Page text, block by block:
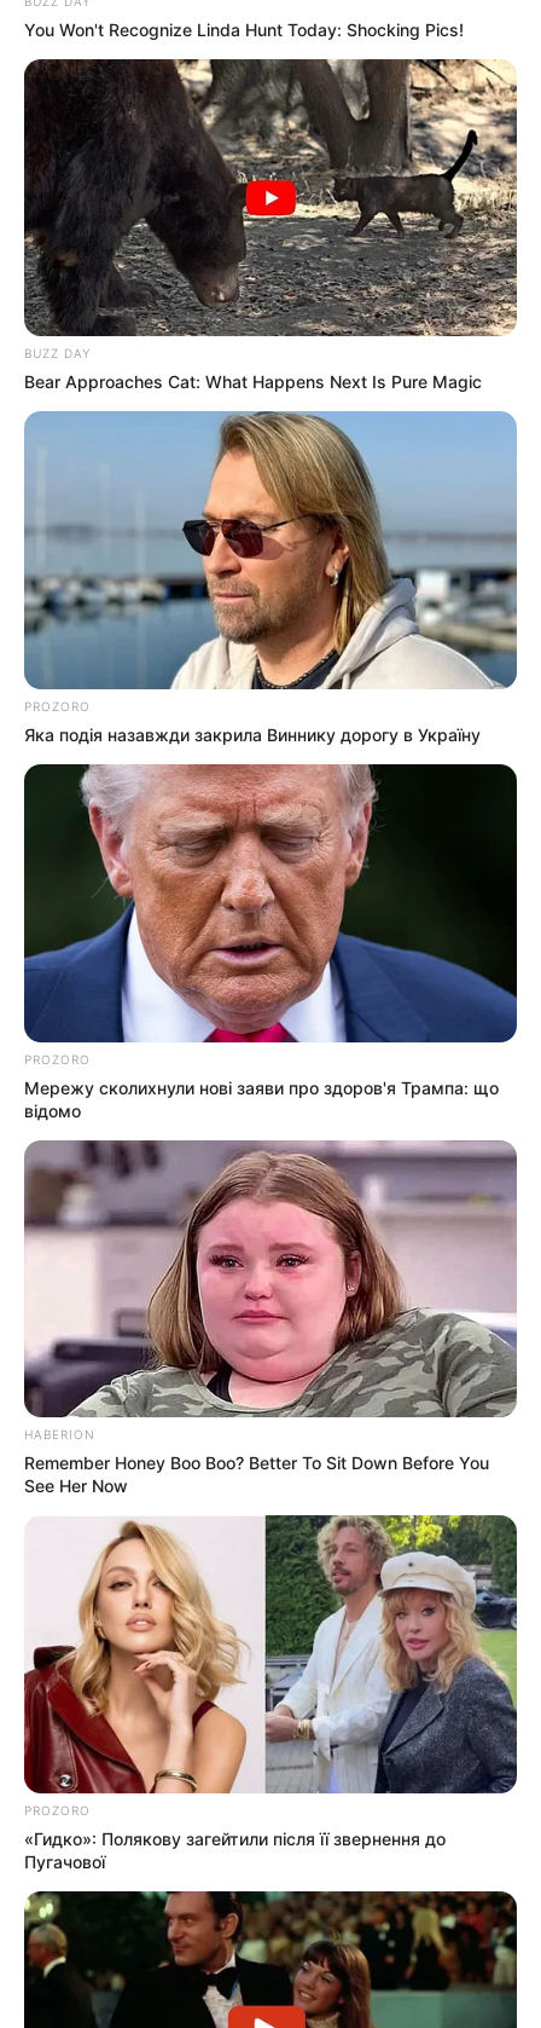
Погода
Ужгород
влажность:
You Won't Recognize Linda Hunt Today: Shocking Pics!
BUZZ DAY
Bear Approaches Cat: What Happens Next Is Pure Magic
PROZORO
Яка подія назавжди закрила Виннику дорогу в Україну
PROZORO
Мережу сколихнули нові заяви про здоров'я Трампа: що
відомо
HABERION
Remember Honey Boo Boo? Better To Sit Down Before You
See Her Now
PROZORO
«Гидко»: Полякову загейтили після її звернення до
Пугачової